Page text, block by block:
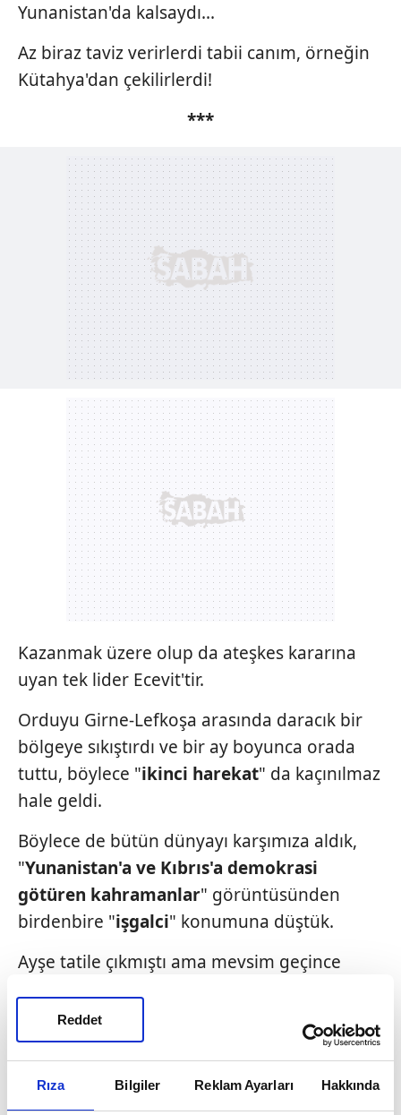
Rıza Bilgiler Reklam Ayarları Hakkında
Reddet
Yunanistan'da kalsaydı...
Az biraz taviz verirlerdi tabii canım, örneğin
Kütahya'dan çekilirlerdi!
***
Kazanmak üzere olup da ateşkes kararına
uyan tek lider Ecevit'tir.
Orduyu Girne-Lefkoşa arasında daracık bir
bölgeye sıkıştırdı ve bir ay boyunca orada
tuttu, böylece "ikinci harekat" da kaçınılmaz
hale geldi.
Böylece de bütün dünyayı karşımıza aldık,
"Yunanistan'a ve Kıbrıs'a demokrasi
götüren kahramanlar" görüntüsünden
birdenbire "işgalci" konumuna düştük.
Ayşe tatile çıkmıştı ama mevsim geçince
Ne büyük adammış vallahi!
Hasan Cemal o zaman ne yazmıştı,
hatırlamıyorum.